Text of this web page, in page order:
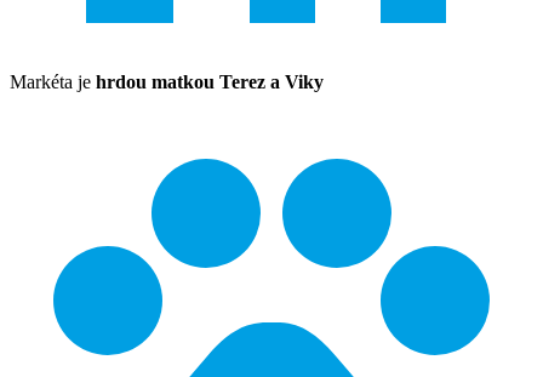
Markéta je hrdou matkou Terez a Viky